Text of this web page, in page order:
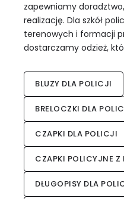
zapewniamy
realizację. Dla szkół
terenowych i formacji
dostarczamy odzież,
BLUZY DLA POLICJI
BRELOCZKI DLA
CZAPKI DLA POLICJI
CZAPKI POLICYJNE Z
DŁUGOPISY DLA